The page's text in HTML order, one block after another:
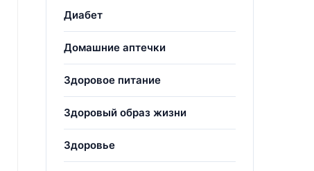
Диабет
Домашние аптечки
Здоровое питание
Здоровый образ жизни
Здоровье